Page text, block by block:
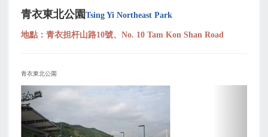
青衣東北公園Tsing Yi Northeast Park
地點：青衣担杆山路10號、No. 10 Tam Kon Shan Road
青衣東北公園
上
一
页